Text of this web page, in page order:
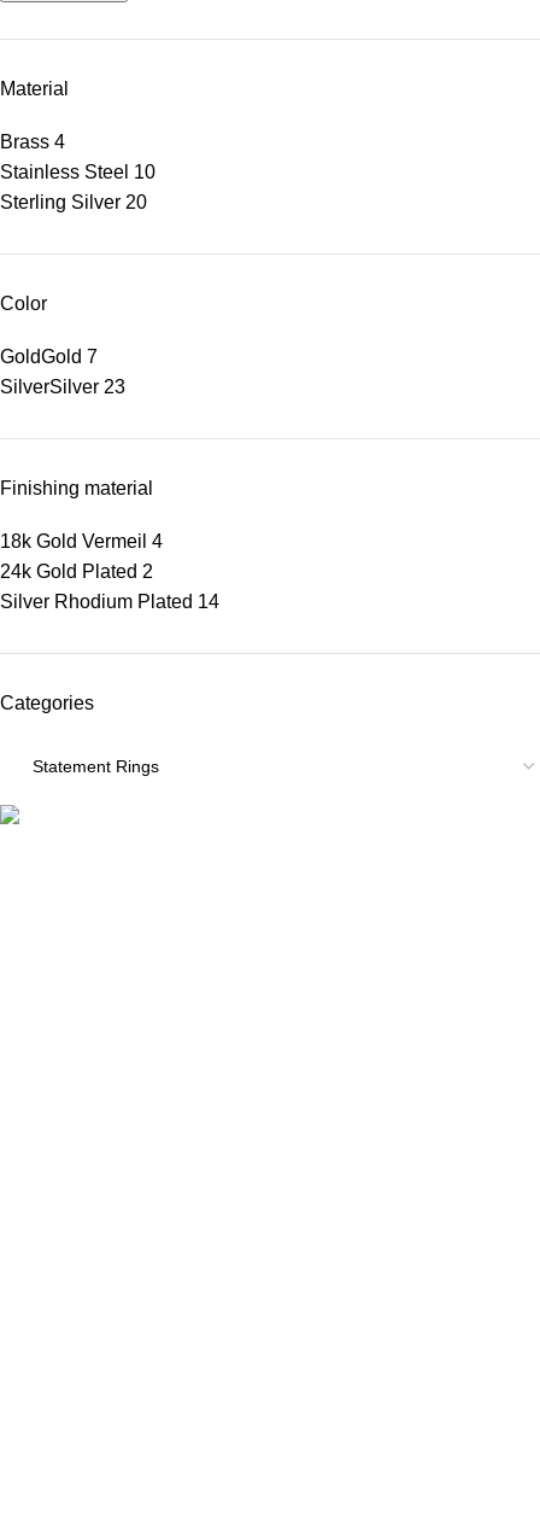
Material
Brass 4
Stainless Steel 10
Sterling Silver 20
Color
GoldGold 7
SilverSilver 23
Finishing material
18k Gold Vermeil 4
24k Gold Plated 2
Silver Rhodium Plated 14
Categories